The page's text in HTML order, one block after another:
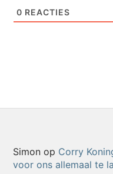
0 REACTIES
Simon op Corry
voor ons allemaal te